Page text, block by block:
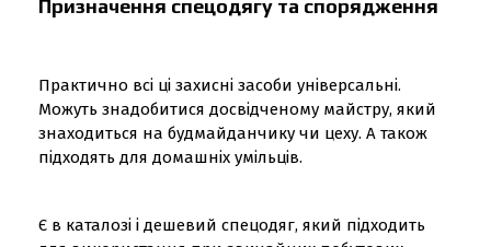
Призначення спецодягу та спорядження
Практично всі ці захисні засоби універсальні.
Можуть знадобитися досвідченому майстру, який
знаходиться на будмайданчику чи цеху. А також
підходять для домашніх умільців.
Є в каталозі і дешевий спецодяг, який підходить